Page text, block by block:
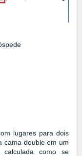
lugares para dois
cama double em um
calculada como se